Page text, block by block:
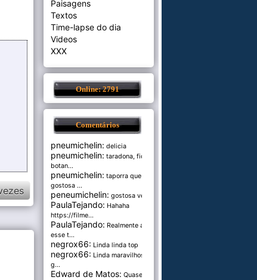
Paisagens
Textos
Time-lapse do dia
Videos
XXX
Online: 2791
Comentários
pneumichelin: delicia
pneumichelin: taradona, fica
botan...
pneumichelin: taporra que
gostosa ...
peneumichelin: gostosa véia
PaulaTejando: Hahaha
https://filme...
PaulaTejando: Realmente amo
esse t...
negrox66: Linda linda top
negrox66: Linda maravilhosa,
g...
Edward de Matos: Quase